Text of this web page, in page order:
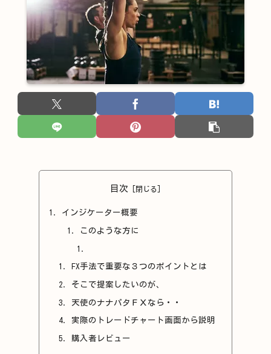
目次
インジケーター概要
このような方に
FX手法で重要な３つのポイントとは
そこで提案したいのが、
天使のナナパタＦＸなら・・
実際のトレードチャート画面から説明
購入者レビュー